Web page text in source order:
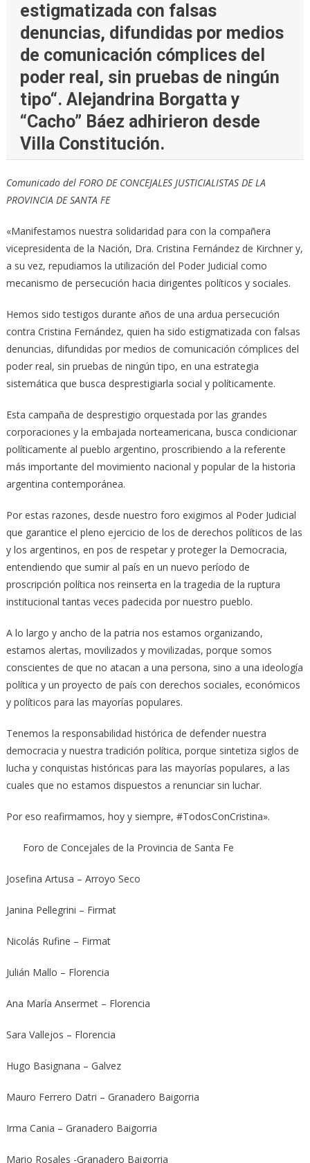
estigmatizada con falsas
denuncias, difundidas por medios
de comunicación cómplices del
poder real, sin pruebas de ningún
tipo“. Alejandrina Borgatta y
“Cacho” Báez adhirieron desde
Villa Constitución.
Comunicado del FORO DE CONCEJALES JUSTICIALISTAS DE LA
PROVINCIA DE SANTA FE
«Manifestamos nuestra solidaridad para con la compañera
vicepresidenta de la Nación, Dra. Cristina Fernández de Kirchner y,
a su vez, repudiamos la utilización del Poder Judicial como
mecanismo de persecución hacia dirigentes políticos y sociales.
Hemos sido testigos durante años de una ardua persecución
contra Cristina Fernández, quien ha sido estigmatizada con falsas
denuncias, difundidas por medios de comunicación cómplices del
poder real, sin pruebas de ningún tipo, en una estrategia
sistemática que busca desprestigiarla social y políticamente.
Esta campaña de desprestigio orquestada por las grandes
corporaciones y la embajada norteamericana, busca condicionar
políticamente al pueblo argentino, proscribiendo a la referente
más importante del movimiento nacional y popular de la historia
argentina contemporánea.
Por estas razones, desde nuestro foro exigimos al Poder Judicial
que garantice el pleno ejercicio de los de derechos políticos de las
y los argentinos, en pos de respetar y proteger la Democracia,
entendiendo que sumir al país en un nuevo período de
proscripción política nos reinserta en la tragedia de la ruptura
institucional tantas veces padecida por nuestro pueblo.
A lo largo y ancho de la patria nos estamos organizando,
estamos alertas, movilizados y movilizadas, porque somos
conscientes de que no atacan a una persona, sino a una ideología
política y un proyecto de país con derechos sociales, económicos
y políticos para las mayorías populares.
Tenemos la responsabilidad histórica de defender nuestra
democracia y nuestra tradición política, porque sintetiza siglos de
lucha y conquistas históricas para las mayorías populares, a las
cuales que no estamos dispuestos a renunciar sin luchar.
Por eso reafirmamos, hoy y siempre, #TodosConCristina».
Foro de Concejales de la Provincia de Santa Fe
Josefina Artusa – Arroyo Seco
Janina Pellegrini – Firmat
Nicolás Rufine – Firmat
Julián Mallo – Florencia
Ana María Ansermet – Florencia
Sara Vallejos – Florencia
Hugo Basignana – Galvez
Mauro Ferrero Datri – Granadero Baigorria
Irma Cania – Granadero Baigorria
Mario Rosales -Granadero Baigorria